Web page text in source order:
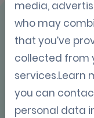
media,
who may
that you’ve
collected from
services.Learn
you can
personal data